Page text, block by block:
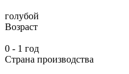
голубой
Возраст
0 - 1 год
Страна производства